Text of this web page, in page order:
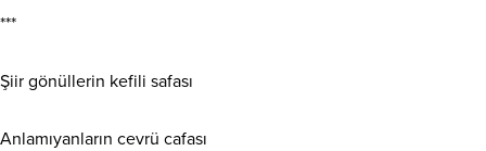
***
Şiir gönüllerin kefili safası
Anlamıyanların cevrü cafası